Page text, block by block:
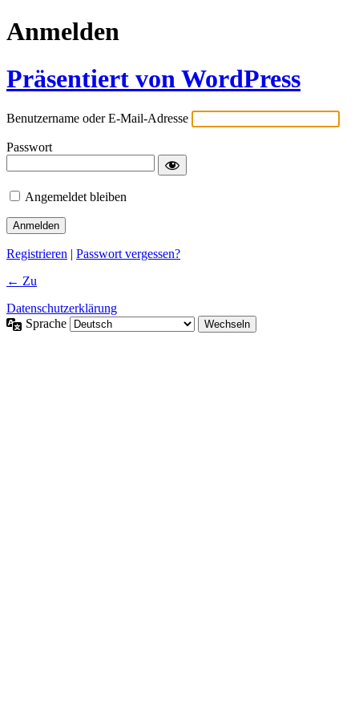
Anmelden
Präsentiert von WordPress
Benutzername oder E-Mail-Adresse
Passwort
Angemeldet bleiben
Registrieren | Passwort vergessen?
← Zu
Datenschutzerklärung
Sprache